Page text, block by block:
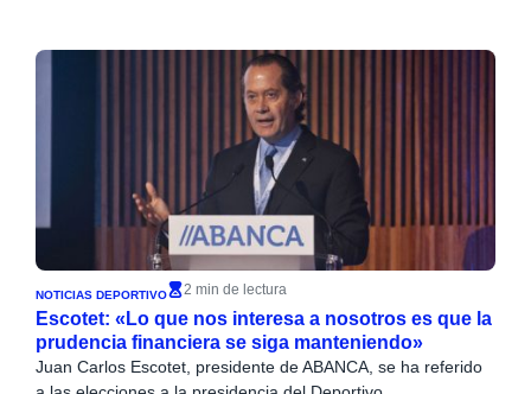
NOTICIAS DEPORTIVO 2 min de lectura
Escotet: «Lo que nos interesa a nosotros es que la
prudencia financiera se siga manteniendo»
Juan Carlos Escotet, presidente de ABANCA, se ha referido